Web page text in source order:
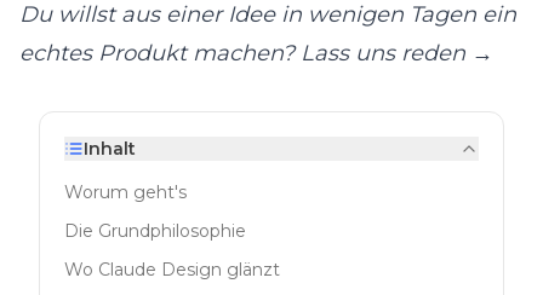
Du willst aus einer Idee in wenigen Tagen ein
echtes Produkt machen? Lass uns reden →
Inhalt
Worum geht's
Die Grundphilosophie
Wo Claude Design glänzt